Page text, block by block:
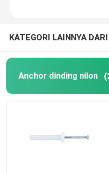
KATEGORI LAINNYA
Anchor dinding nilon